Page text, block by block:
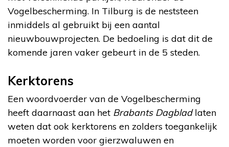
Vogelbescherming. In Tilburg is de neststeen
inmiddels al gebruikt bij een aantal
nieuwbouwprojecten. De bedoeling is dat dit de
komende jaren vaker gebeurt in de 5 steden.
Kerktorens
Een woordvoerder van de Vogelbescherming
heeft daarnaast aan het Brabants Dagbladlaten
weten dat ook kerktorens en zolders toegankelijk
moeten worden voor gierzwaluwen en